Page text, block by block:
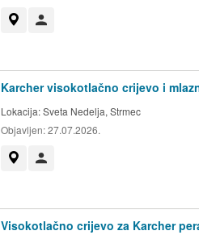
Karcher visokotlačno crijevo i
Lokacija:Sveta Nedelja, Strmec
Objavljen:27.07.2026.
Visokotlačno crijevo za Karcher